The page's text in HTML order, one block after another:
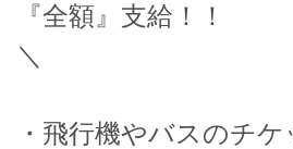
『全額』支給！！
＼
・飛行機やバスのチケ